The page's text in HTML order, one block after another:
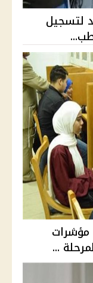
آخر موعد لتسجيل
مؤشرات